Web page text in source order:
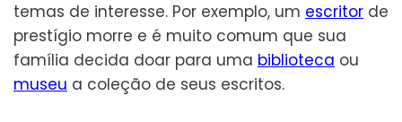
temas de interesse. Por exemplo, um escritor de
prestígio morre e é muito comum que sua
família decida doar para uma biblioteca ou
museu a coleção de seus escritos.